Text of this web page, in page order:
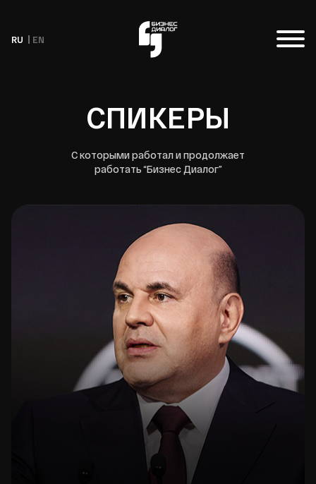
RU EN
СПИКЕРЫ
С которыми работал и продолжает
работать “Бизнес Диалог”